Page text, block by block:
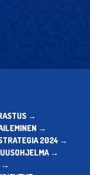
→
→
2024 →
→
→